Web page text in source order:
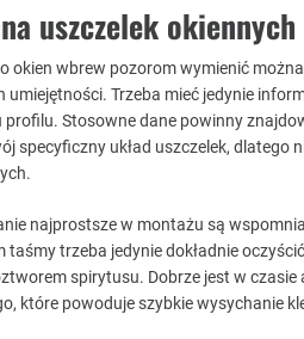
uszczelek
okien wbrew pozorom wymienić
umiejętności. Trzeba mieć jedynie
profilu. Stosowne dane powinny
specyficzny układ uszczelek, dlatego
najprostsze w montażu są
taśmy trzeba jedynie dokładnie
spirytusu. Dobrze jest w
które powoduje szybkie wysychanie